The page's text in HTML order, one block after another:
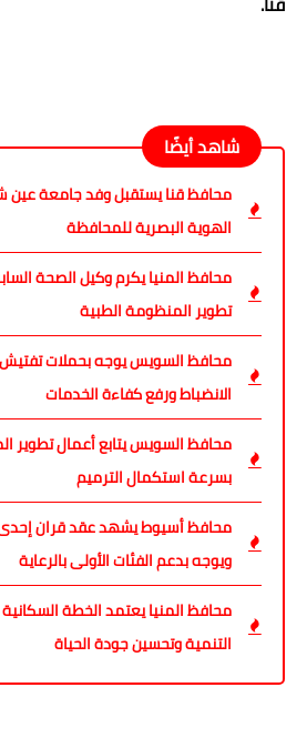
شاهد أيضًا
محافظ قنا يستقبل وفد جامعة
الهوية البصرية للمحافظة
محافظ المنيا يكرم وكيل الصحة
تطوير المنظومة الطبية
محافظ السويس يوجه بحملات
الانضباط ورفع كفاءة الخدمات
محافظ السويس يتابع أعمال تطوير
بسرعة استكمال الترميم
محافظ أسيوط يشهد عقد قران إحدى
ويوجه بدعم الفئات الأولى بالرعاية
التنمية وتحسين جودة الحياة